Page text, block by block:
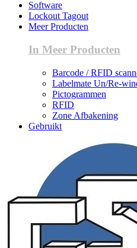
Software
Lockout Tagout
Meer Producten
In Meer Producten
Barcode / RFID
Labelmate Un/Re-
Pictogrammen
RFID
Zone Afbakening
Gebruikt